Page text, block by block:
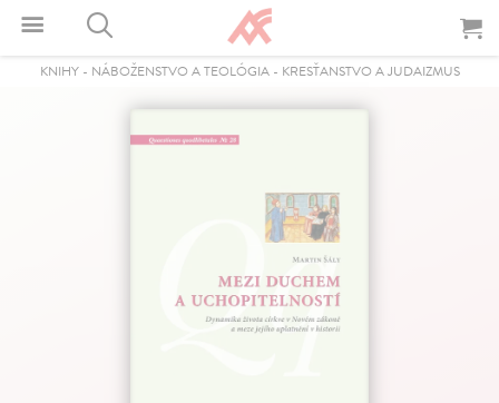
KNIHY- NÁBOŽENSTVO A TEOLÓGIA- KRESŤANSTVO A JUDAIZMUS